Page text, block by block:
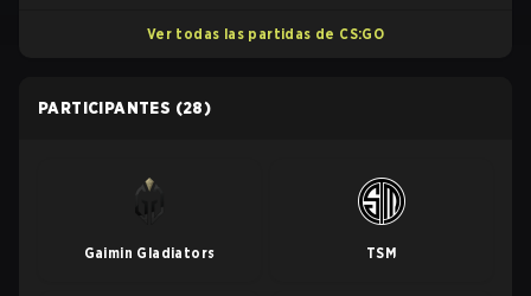
Ver todas las partidas de CS:GO
PARTICIPANTES (28)
Gaimin Gladiators TSM